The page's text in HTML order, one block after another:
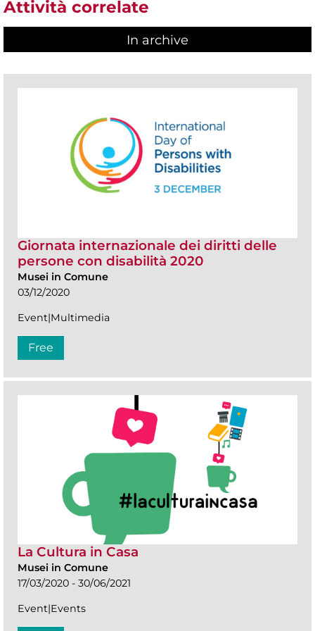
Attività correlate
In archive
Giornata internazionale dei diritti delle
persone con disabilità 2020
Musei in Comune
03/12/2020
Event|Multimedia
Free
La Cultura in Casa
Musei in Comune
17/03/2020 - 30/06/2021
Event|Events